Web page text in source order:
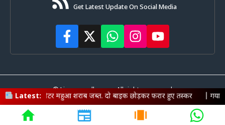
Latest:
महुआ शराब जब्त. दो बाइक छोड़कर फरार हुए तस्कर |गया में साइबर माफिया
Get Latest Update On Social Media
© Livemagadh.com • All rights reserved